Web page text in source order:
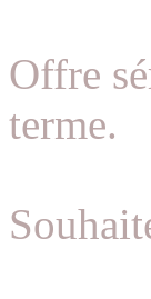
Offre
terme.